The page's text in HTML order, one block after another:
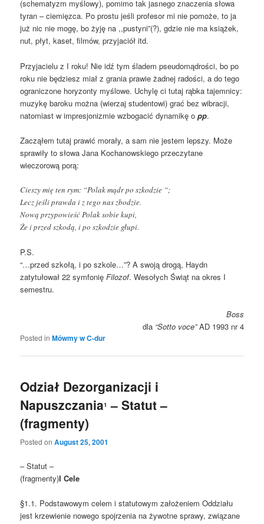
(schematyzm myślowy), pomimo tak jasnego znaczenia słowa
tyran – ciemięzca. Po prostu jeśli profesor mi nie pomoże, to ja
już nic nie mogę, bo żyję na ,,pustyni”(?), gdzie nie ma książek,
nut, płyt, kaset, filmów, przyjaciół itd.
Przyjacielu z I roku! Nie idź tym śladem pseudomądrości, bo po
roku nie będziesz miał z grania prawie żadnej radości, a do tego
ograniczone horyzonty myślowe. Uchylę ci tutaj rąbka tajemnicy:
muzykę baroku można (wierzaj studentowi) grać bez wibracji,
natomiast w impresjonizmie wzbogacić dynamikę opp.
Zacząłem tutaj prawić morały, a sam nie jestem lepszy. Może
sprawiły to słowa Jana Kochanowskiego przeczytane
wieczorową porą:
Cieszy mię ten rym: “Polak mądr po szkodzie “;
Lecz jeśli prawda i z tego nas zbodzie.
Nową przypowieść Polak sobie kupi,
Że i przed szkodą, i po szkodzie głupi.
P.S.
“…przed szkołą, i po szkole…”? A swoją drogą, Haydn
zatytułował 22 symfonięFilozof. Wesołych Świąt na okres I
semestru.
Boss
dla “Sotto voce”AD 1993 nr 4
Posted in Mówmy w C-dur
Odział Dezorganizacji i
Napuszczania1 – Statut –
(fragmenty)
Posted onAugust 25, 2001
– Statut –
(fragmenty)I Cele
§1.1. Podstawowym celem i statutowym założeniem Oddziału
jest krzewienie nowego spojrzenia na żywotne sprawy, związane